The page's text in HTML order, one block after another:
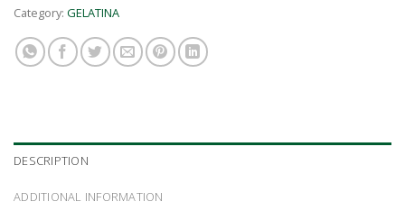
Category: GELATINA
DESCRIPTION
ADDITIONAL INFORMATION